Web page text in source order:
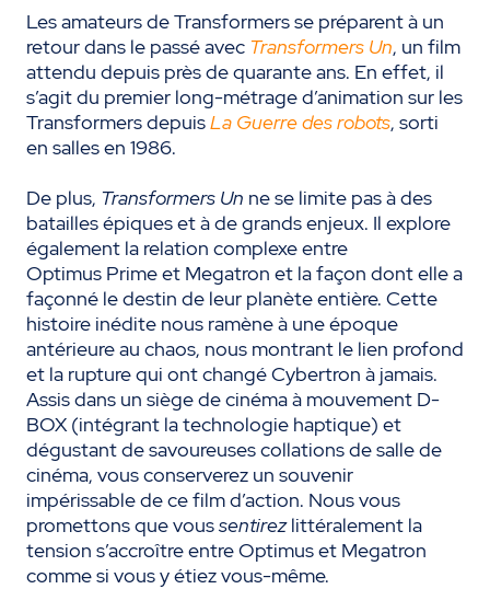
Les amateurs de Transformers se préparent à un
retour dans le passé avec Transformers Un, un film
attendu depuis près de quarante ans. En effet, il
s’agit du premier long-métrage d’animation sur les
Transformers depuisLa Guerre des robots, sorti
en salles en 1986.
De plus, Transformers Un ne se limite pas à des
batailles épiques et à de grands enjeux. Il explore
également la relation complexe entre
Optimus Prime et Megatron et la façon dont elle a
façonné le destin de leur planète entière. Cette
histoire inédite nous ramène à une époque
antérieure au chaos, nous montrant le lien profond
et la rupture qui ont changé Cybertron à jamais.
Assis dans un siège de cinéma à mouvement D-
BOX (intégrant la technologie haptique) et
dégustant de savoureuses collations de salle de
cinéma, vous conserverez un souvenir
impérissable de ce film d’action. Nous vous
promettons que voussentirezlittéralement la
tension s’accroître entre Optimus et Megatron
comme si vous y étiez vous-même.